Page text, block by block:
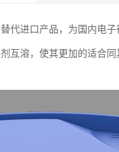
代进口产品，为国内电子
互溶，使其更加的适合